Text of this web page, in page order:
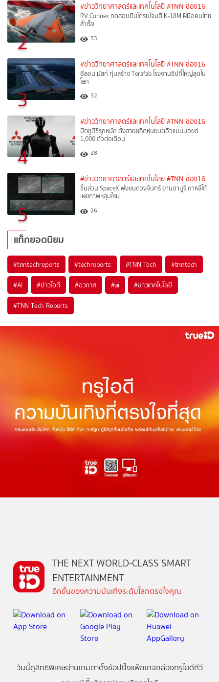
2
#ข่าววิทยาศาสตร์และเทคโนโลยี #TNN ช่อง16
RV Connex ทดสอบบินโดรนโจมตี K-18M ฝีมือคนไทย
สำเร็จ
33
3
#ข่าววิทยาศาสตร์และเทคโนโลยี #TNN ช่อง16
อีลอน มัสก์ ทุ่มสร้าง Terafab โรงงานชิปที่ใหญ่สุดใน
โลก
32
4
#ข่าววิทยาศาสตร์และเทคโนโลยี #TNN ช่อง16
มิตซูบิชิรุกหนัก ตั้งสายผลิตหุ่นยนต์ฮิวแมนนอยด์
1,000 ตัวต่อเดือน
28
5
#ข่าววิทยาศาสตร์และเทคโนโลยี #TNN ช่อง16
ชิ้นส่วน SpaceX พุ่งชนดวงจันทร์ ยานดานูริเกาหลีใต้
เผยภาพหลุมใหม่
26
แท็กยอดนิยม
#tnntechreports #techreports #TNN Tech #tnntech
#AI #ข่าวไอที #อวกาศ #ai #ข่าวเทคโนโลยี
#TNN Tech Reports
THE NEXT WORLD-CLASS SMART
ENTERTAINMENT
อีกขั้นของความบันเทิงระดับโลกตรงใจคุณ
วันนี้ดูสิทธิพิเศษอ่านเกมตาตั้งช้อปปิ้งแพ็กเกจกล่องทรูไอดีทีวี